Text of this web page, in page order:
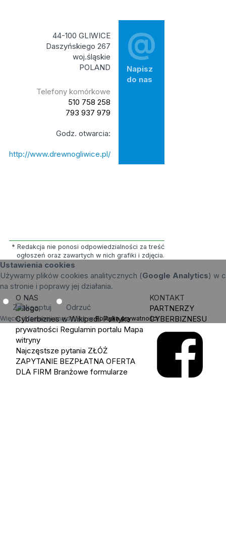
44-100 GLIWICE
Daszyńskiego 267
woj.śląskie
POLAND
Telefony komórkowe
510 758 258
793 937 979
Godz. otwarcia:
http://www.drewnogliwice.pl/
@
Napisz
do nas
* Redakcja nie ponosi odpowiedzialności za treść
ogłoszeń oraz zawartych w nich grafiki i zdjęcia.
Ustawienia cookies
Używamy plików cookies analitycznych (Google Analytics) w
na stronie i poprawy jej działania.
Zaakceptuj Odrzuć
Więcej informacji znajdziesz wPolityka prywatności.
O NAS
Cyberbiznes w Wikipedii Polityka
prywatności Regulamin portalu Mapa
witryny
Najczęstsze pytania ZŁÓŻ
ZAPYTANIE BEZPŁATNA OFERTA
DLA FIRM Branżowe formularze
KONTAKT
PARTNERZY
CYBERBIZNESU